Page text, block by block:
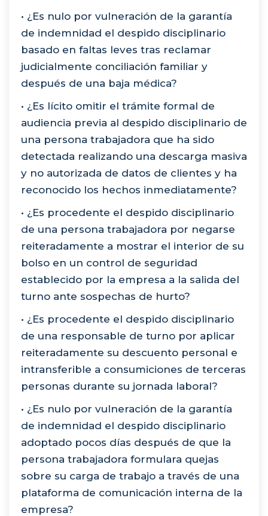
• ¿Es nulo por vulneración de la garantía
de indemnidad el despido disciplinario
basado en faltas leves tras reclamar
judicialmente conciliación familiar y
después de una baja médica?
• ¿Es lícito omitir el trámite formal de
audiencia previa al despido disciplinario de
una persona trabajadora que ha sido
detectada realizando una descarga masiva
y no autorizada de datos de clientes y ha
reconocido los hechos inmediatamente?
• ¿Es procedente el despido disciplinario
de una persona trabajadora por negarse
reiteradamente a mostrar el interior de su
bolso en un control de seguridad
establecido por la empresa a la salida del
turno ante sospechas de hurto?
• ¿Es procedente el despido disciplinario
de una responsable de turno por aplicar
reiteradamente su descuento personal e
intransferible a consumiciones de terceras
personas durante su jornada laboral?
• ¿Es nulo por vulneración de la garantía
de indemnidad el despido disciplinario
adoptado pocos días después de que la
persona trabajadora formulara quejas
sobre su carga de trabajo a través de una
plataforma de comunicación interna de la
empresa?